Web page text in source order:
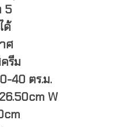
5
ด้
ศ
รีม
40 ตร.ม.
W